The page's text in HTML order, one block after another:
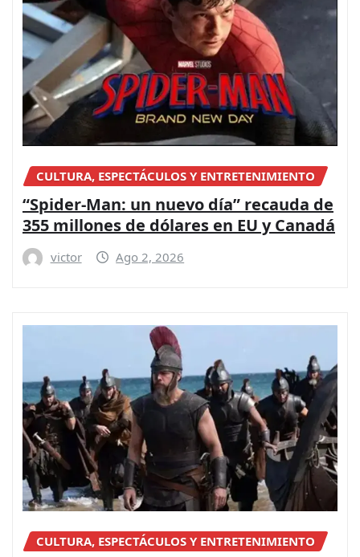
CULTURA, ESPECTÁCULOS Y ENTRETENIMIENTO
“Spider-Man: un nuevo día” recauda de
355 millones de dólares en EU y Canadá
victor Ago 2, 2026
CULTURA, ESPECTÁCULOS Y ENTRETENIMIENTO